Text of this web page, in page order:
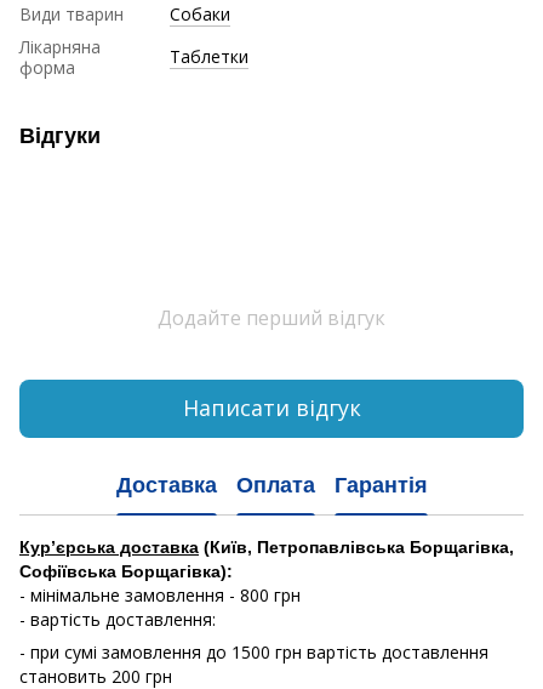
Види тварин
Собаки
Лікарняна
форма
Таблетки
Відгуки
Додайте перший відгук
Написати відгук
Доставка Оплата Гарантія
Кур’єрська доставка (Київ, Петропавлівська Борщагівка,
Софіївська Борщагівка):
- мінімальне замовлення - 800 грн
- вартість доставлення:
- при сумі замовлення до 1500 грн вартість доставлення
становить 200 грн